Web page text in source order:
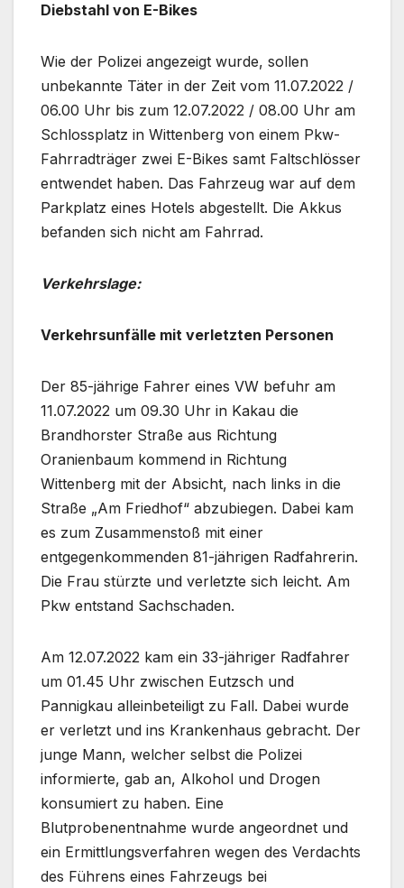
Diebstahl von E-Bikes
Wie der Polizei angezeigt wurde, sollen
unbekannte Täter in der Zeit vom 11.07.2022 /
06.00 Uhr bis zum 12.07.2022 / 08.00 Uhr am
Schlossplatz in Wittenberg von einem Pkw-
Fahrradträger zwei E-Bikes samt Faltschlösser
entwendet haben. Das Fahrzeug war auf dem
Parkplatz eines Hotels abgestellt. Die Akkus
befanden sich nicht am Fahrrad.
Verkehrslage:
Verkehrsunfälle mit verletzten Personen
Der 85-jährige Fahrer eines VW befuhr am
11.07.2022 um 09.30 Uhr in Kakau die
Brandhorster Straße aus Richtung
Oranienbaum kommend in Richtung
Wittenberg mit der Absicht, nach links in die
Straße „Am Friedhof“ abzubiegen. Dabei kam
es zum Zusammenstoß mit einer
entgegenkommenden 81-jährigen Radfahrerin.
Die Frau stürzte und verletzte sich leicht. Am
Pkw entstand Sachschaden.
Am 12.07.2022 kam ein 33-jähriger Radfahrer
um 01.45 Uhr zwischen Eutzsch und
Pannigkau alleinbeteiligt zu Fall. Dabei wurde
er verletzt und ins Krankenhaus gebracht. Der
junge Mann, welcher selbst die Polizei
informierte, gab an, Alkohol und Drogen
konsumiert zu haben. Eine
Blutprobenentnahme wurde angeordnet und
ein Ermittlungsverfahren wegen des Verdachts
des Führens eines Fahrzeugs bei